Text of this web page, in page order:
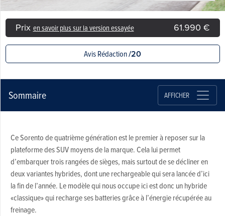
Prix en savoir plus sur la version essayée 61.990 €
Avis Rédaction/20
Sommaire AFFICHER
Ce Sorento de quatrième génération est le premier à reposer sur la
plateforme des SUV moyens de la marque. Cela lui permet
d’embarquer trois rangées de sièges, mais surtout de se décliner en
deux variantes hybrides, dont une rechargeable qui sera lancée d’ici
la fin de l’année. Le modèle qui nous occupe ici est donc un hybride
«classique» qui recharge ses batteries grâce à l’énergie récupérée au
freinage.